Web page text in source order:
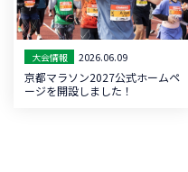
大会情報 2026.06.09
京都マラソン2027公式ホームペ
ージを開設しました！